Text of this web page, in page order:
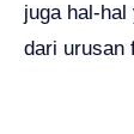
juga hal-
dari urusan